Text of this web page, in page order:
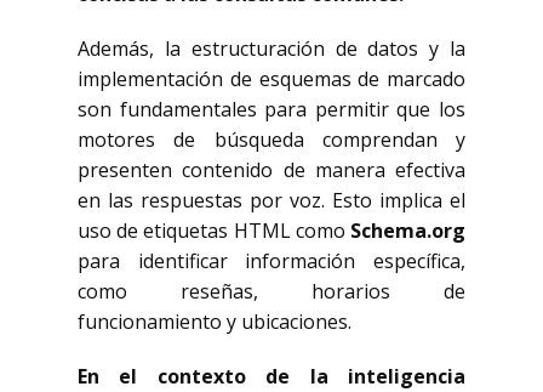
Además, la estructuración de datos y la
implementación de esquemas de marcado
son fundamentales para permitir que los
motores de búsqueda comprendan y
presenten contenido de manera efectiva
en las respuestas por voz. Esto implica el
uso de etiquetas HTML como Schema.org
para identificar información específica,
como reseñas, horarios de
funcionamiento y ubicaciones.
En el contexto de la inteligencia